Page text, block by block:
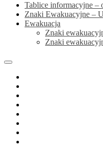
Tablice informacyjne –
Znaki Ewakuacyjne –
Ewakuacja
Znaki
Znaki